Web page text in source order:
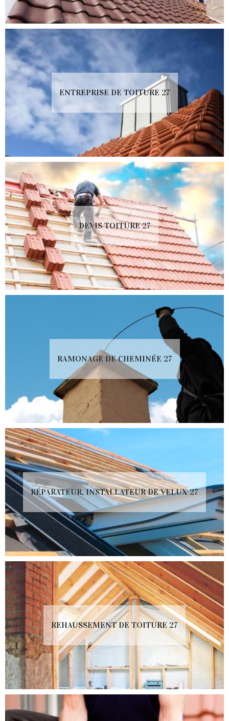
ENTREPRISE DE TOITURE 27
DEVIS TOITURE 27
RAMONAGE DE CHEMINÉE 27
RÉPARATEUR, INSTALLATEUR DE VELUX 27
REHAUSSEMENT DE TOITURE 27